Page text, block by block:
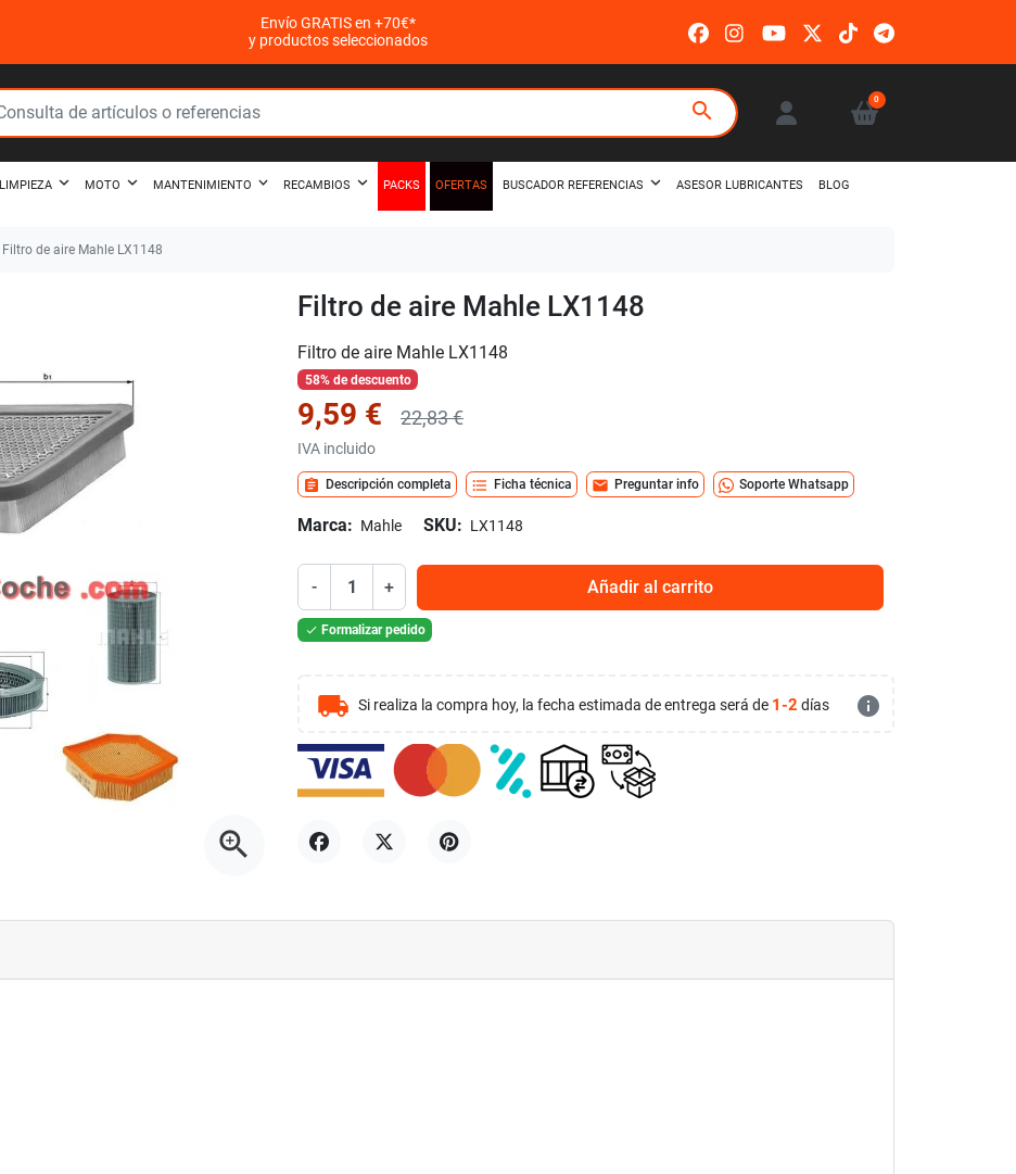
Envío GRATIS en +70€*
y productos seleccionados
search 0
LIMPIEZA MOTO MANTENIMIENTO RECAMBIOS PACKS OFERTAS BUSCADOR REFERENCIAS ASESOR LUBRICANTES BLOG
Filtro de aire Mahle LX1148
zoom_in
Filtro de aire Mahle LX1148
Filtro de aire Mahle LX1148
58% de descuento
9,59 € 22,83 €
IVA incluido
assignment Descripción completa format_list_bulleted Ficha técnica mail Preguntar info Soporte Whatsapp
Marca: Mahle SKU: LX1148
- + Añadir al carrito
 Formalizar pedido
local_shipping Si realiza la compra hoy, la fecha estimada de entrega será de 1-2 días info